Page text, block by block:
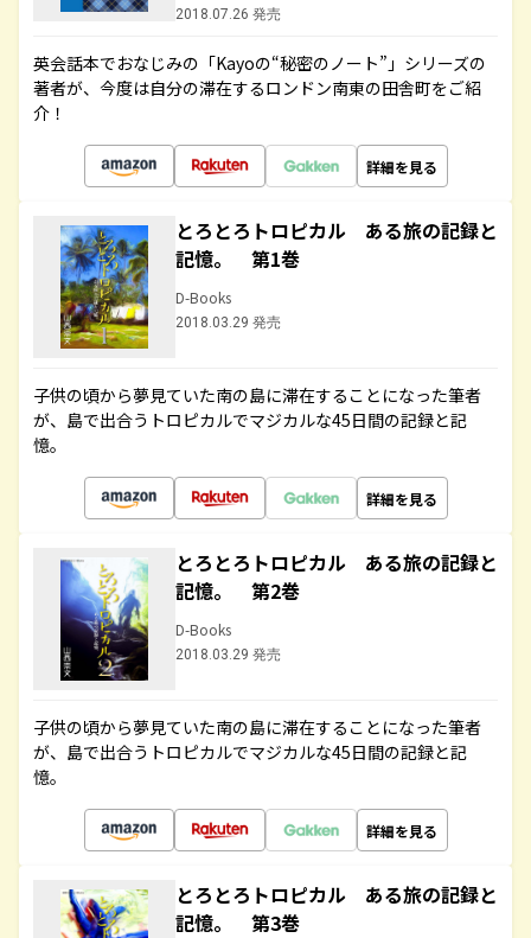
2018.07.26 発売
英会話本でおなじみの「Kayoの“秘密のノート”」シリーズの
著者が、今度は自分の滞在するロンドン南東の田舎町をご紹
介！
詳細を見る
とろとろトロピカル ある旅の記録と
記憶。 第1巻
D-Books
2018.03.29 発売
子供の頃から夢見ていた南の島に滞在することになった筆者
が、島で出合うトロピカルでマジカルな45日間の記録と記
憶。
詳細を見る
とろとろトロピカル ある旅の記録と
記憶。 第2巻
D-Books
2018.03.29 発売
子供の頃から夢見ていた南の島に滞在することになった筆者
が、島で出合うトロピカルでマジカルな45日間の記録と記
憶。
詳細を見る
とろとろトロピカル ある旅の記録と
記憶。 第3巻